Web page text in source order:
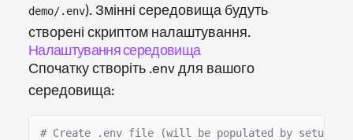
demo/.env). Змінні середовища будуть
створені скриптом налаштування.
Налаштування середовища
Спочатку створіть .env для вашого
середовища:
# Create .env file (will be populated by setup